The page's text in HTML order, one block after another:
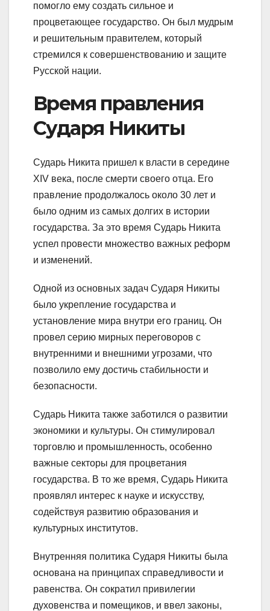
помогло ему создать сильное и
процветающее государство. Он был мудрым
и решительным правителем, который
стремился к совершенствованию и защите
Русской нации.
Время правления
Сударя Никиты
Сударь Никита пришел к власти в середине
XIV века, после смерти своего отца. Его
правление продолжалось около 30 лет и
было одним из самых долгих в истории
государства. За это время Сударь Никита
успел провести множество важных реформ
и изменений.
Одной из основных задач Сударя Никиты
было укрепление государства и
установление мира внутри его границ. Он
провел серию мирных переговоров с
внутренними и внешними угрозами, что
позволило ему достичь стабильности и
безопасности.
Сударь Никита также заботился о развитии
экономики и культуры. Он стимулировал
торговлю и промышленность, особенно
важные секторы для процветания
государства. В то же время, Сударь Никита
проявлял интерес к науке и искусству,
содействуя развитию образования и
культурных институтов.
Внутренняя политика Сударя Никиты была
основана на принципах справедливости и
равенства. Он сократил привилегии
духовенства и помещиков, и ввел законы,